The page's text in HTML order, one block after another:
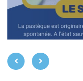
précédent suivant